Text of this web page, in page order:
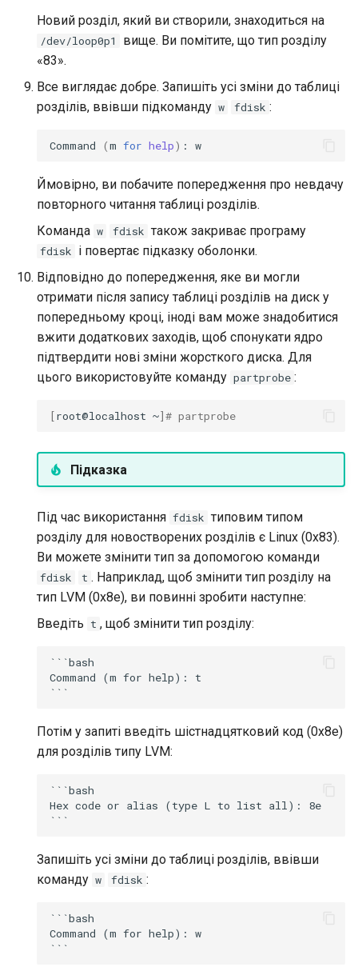
Новий розділ, який ви створили, знаходиться на
/dev/loop0p1
вище. Ви помітите, що тип розділу
«83».
Все виглядає добре. Запишіть усі зміни до таблиці
розділів, ввівши підкоманду w fdisk :
Command (m for help) :
Ймовірно, ви побачите попередження про невдачу
повторного читання таблиці розділів.
Команда w fdisk також закриває програму
fdisk і повертає підказку оболонки.
Відповідно до попередження, яке ви могли
отримати після запису таблиці розділів на диск у
попередньому кроці, іноді вам може знадобитися
вжити додаткових заходів, щоб спонукати ядро
підтвердити нові зміни жорсткого диска. Для
цього використовуйте команду partprobe :
[root@localhost ~]# partprobe
Підказка
Під час використання fdisk типовим типом
розділу для новостворених розділів є Linux (0x83).
Ви можете змінити тип за допомогою команди
fdisk t . Наприклад, щоб змінити тип розділу на
тип LVM (0x8e), ви повинні зробити наступне:
Введіть t , щоб змінити тип розділу:
```bash
Command (m for help): t
Потім у запиті введіть шістнадцятковий код (0x8e)
для розділів типу LVM:
```bash
Hex code or alias (type L to list all): 8e
Запишіть усі зміни до таблиці розділів, ввівши
команду w fdisk :
```bash
Command (m for help): w